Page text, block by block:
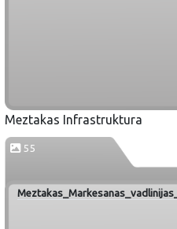
Meztakas Infrastruktura
55